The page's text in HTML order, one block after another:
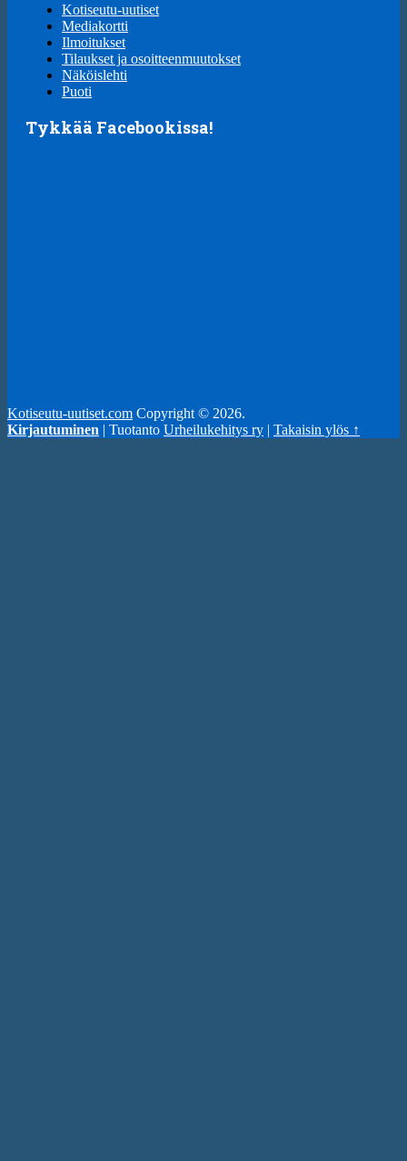
Kotiseutu-uutiset
Mediakortti
Ilmoitukset
Tilaukset ja osoitteenmuutokset
Näköislehti
Puoti
Tykkää Facebookissa!
Kotiseutu-uutiset.com Copyright © 2026.
Kirjautuminen | Tuotanto Urheilukehitys ry | Takaisin ylös ↑